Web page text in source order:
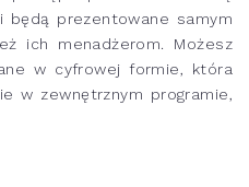
będą prezentowane samym
ich menadżerom. Możesz
w cyfrowej formie, która
w zewnętrznym programie,